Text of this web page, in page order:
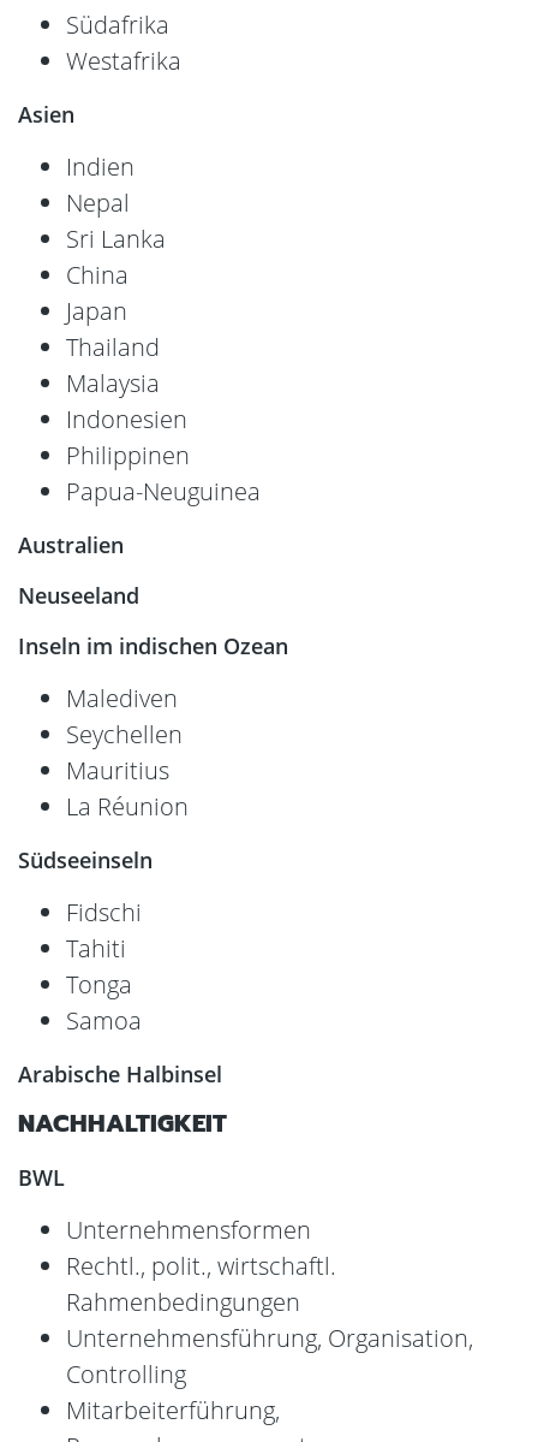
Südafrika
Westafrika
Asien
Indien
Nepal
Sri Lanka
China
Japan
Thailand
Malaysia
Indonesien
Philippinen
Papua-Neuguinea
Australien
Neuseeland
Inseln im indischen Ozean
Malediven
Seychellen
Mauritius
La Réunion
Südseeinseln
Fidschi
Tahiti
Tonga
Samoa
Arabische Halbinsel
NACHHALTIGKEIT
BWL
Unternehmensformen
Rechtl., polit., wirtschaftl.
Rahmenbedingungen
Unternehmensführung, Organisation,
Controlling
Mitarbeiterführung,